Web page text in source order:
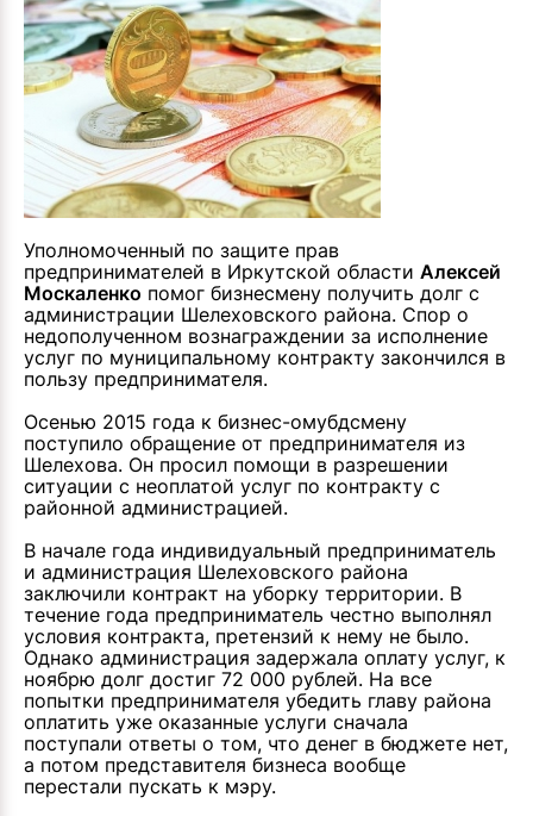
Уполномоченный по защите прав
предпринимателей в Иркутской области Алексей
Москаленко помог бизнесмену получить долг с
администрации Шелеховского района. Спор о
недополученном вознаграждении за исполнение
услуг по муниципальному контракту закончился в
пользу предпринимателя.
Осенью 2015 года к бизнес-омубдсмену
поступило обращение от предпринимателя из
Шелехова. Он просил помощи в разрешении
ситуации с неоплатой услуг по контракту с
районной администрацией.
В начале года индивидуальный предприниматель
и администрация Шелеховского района
заключили контракт на уборку территории. В
течение года предприниматель честно выполнял
условия контракта, претензий к нему не было.
Однако администрация задержала оплату услуг, к
ноябрю долг достиг 72 000 рублей. На все
попытки предпринимателя убедить главу района
оплатить уже оказанные услуги сначала
поступали ответы о том, что денег в бюджете нет,
а потом представителя бизнеса вообще
перестали пускать к мэру.